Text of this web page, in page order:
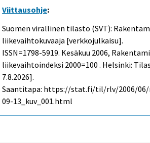
Viittausohje:
Suomen virallinen tilasto (SVT):
liikevaihtokuvaaja [verkkojulkaisu].
ISSN=1798-5919. Kesäkuu 2006,
liikevaihtoindeksi 2000=100 . Helsinki:
7.8.2026].
Saantitapa: https://stat.fi/til/rlv/2006/06/
09-13_kuv_001.html